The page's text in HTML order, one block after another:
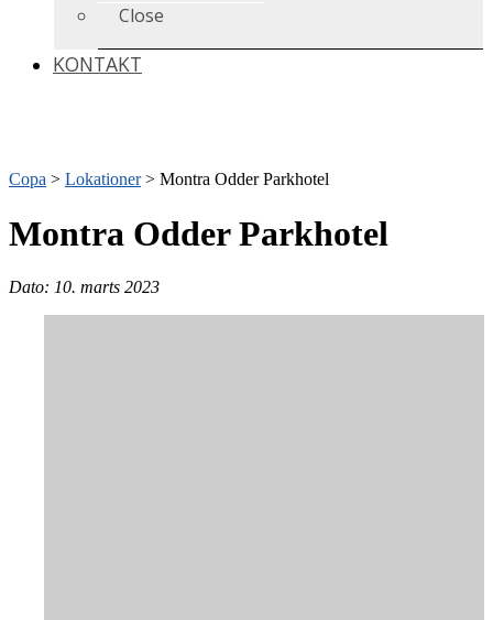
Close
KONTAKT
Copa > Lokationer> Montra Odder Parkhotel
Montra Odder Parkhotel
Dato: 10. marts 2023